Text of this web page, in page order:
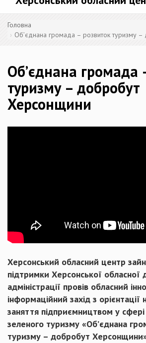
Головна
Об’єднана громада – розвиток туризму
Об’єднана громада
туризму – добробут
Херсонщини
Херсонський обласний центр
підтримки Херсонської обласної
адміністрації провів обласний
інформаційний захід з орієнтації
заняття підприємництвом у сфері
зеленого туризму «Об’єднана
туризму – добробут